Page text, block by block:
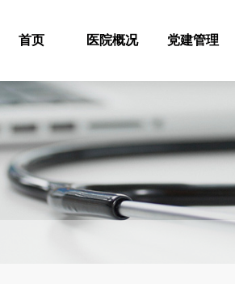
首页 医院概况 党建管理